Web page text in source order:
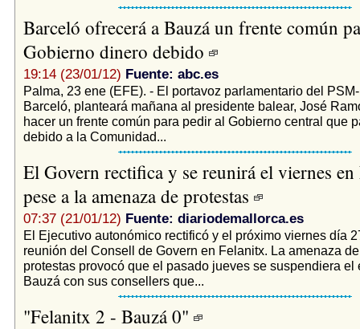
Barceló ofrecerá a Bauzá un frente común
Gobierno dinero debido
19:14 (23/01/12) Fuente: abc.es
Palma, 23 ene (EFE). - El portavoz parlamentario del
Barceló, planteará mañana al presidente balear, José
hacer un frente común para pedir al Gobierno central que
debido a la Comunidad...
El Govern rectifica y se reunirá el viernes
pese a la amenaza de protestas
07:37 (21/01/12) Fuente: diariodemallorca.es
El Ejecutivo autonómico rectificó y el próximo viernes día
reunión del Consell de Govern en Felanitx. La amenaza
protestas provocó que el pasado jueves se suspendiera el
Bauzá con sus consellers que...
"Felanitx 2 - Bauzá 0"